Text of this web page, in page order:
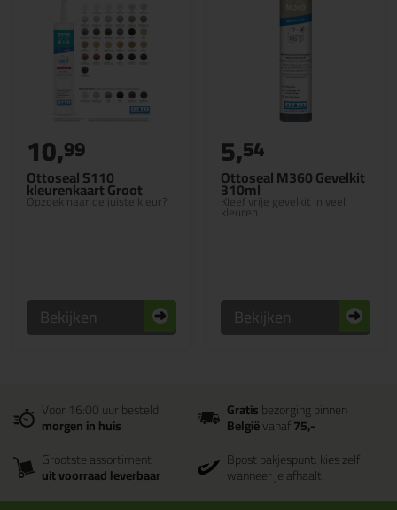
Ottoseal S110
kleurenkaart Groot
Opzoek naar de juiste kleur?
10,99
Bekijken
Ottoseal M360 Gevelkit
310ml
Kleef vrije gevelkit in veel
kleuren
5,54
Bekijken
Voor 16:00 uur besteld
morgen in huis
Gratisbezorging binnen
Belgiëvanaf75,-
Grootste assortiment
uit voorraad leverbaar
Bpost pakjespunt: kies zelf
wanneer je afhaalt